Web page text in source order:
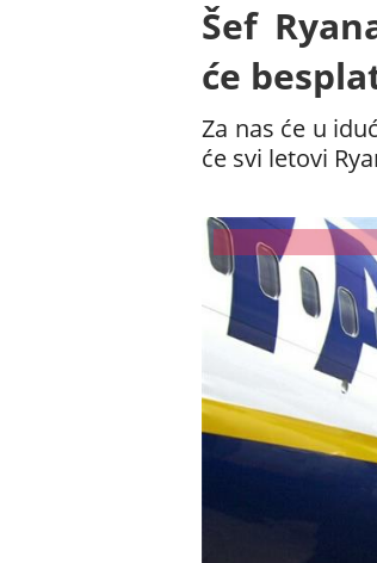
Šef
će
Za nas će u
će svi letovi